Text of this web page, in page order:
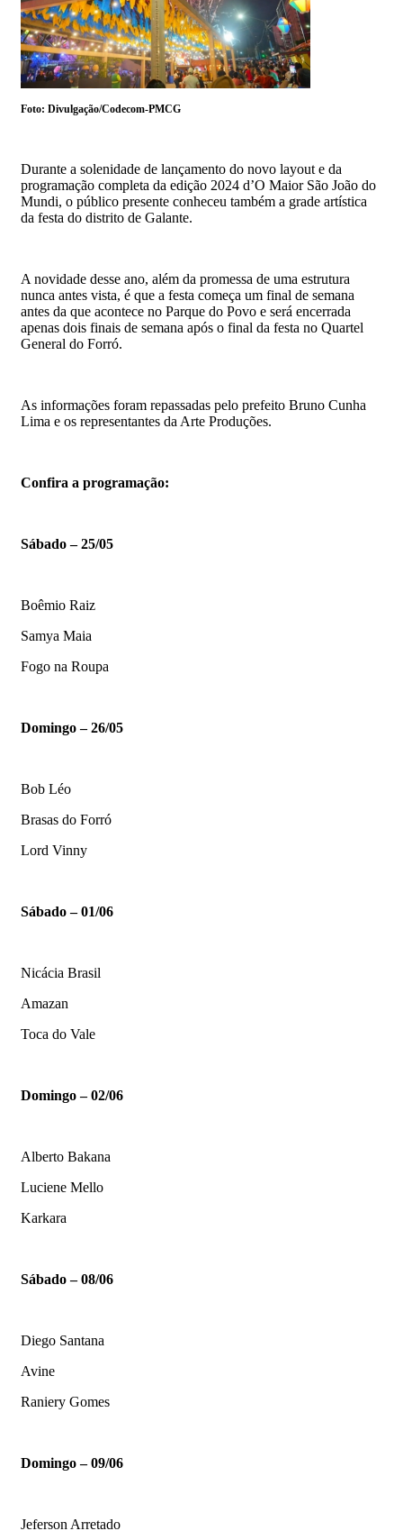
Foto: Divulgação/Codecom-PMCG
Durante a solenidade de lançamento do novo layout e da
programação completa da edição 2024 d’O Maior São João do
Mundi, o público presente conheceu também a grade artística
da festa do distrito de Galante.
A novidade desse ano, além da promessa de uma estrutura
nunca antes vista, é que a festa começa um final de semana
antes da que acontece no Parque do Povo e será encerrada
apenas dois finais de semana após o final da festa no Quartel
General do Forró.
As informações foram repassadas pelo prefeito Bruno Cunha
Lima e os representantes da Arte Produções.
Confira a programação:
Sábado – 25/05
Boêmio Raiz
Samya Maia
Fogo na Roupa
Domingo – 26/05
Bob Léo
Brasas do Forró
Lord Vinny
Sábado – 01/06
Nicácia Brasil
Amazan
Toca do Vale
Domingo – 02/06
Alberto Bakana
Luciene Mello
Karkara
Sábado – 08/06
Diego Santana
Avine
Raniery Gomes
Domingo – 09/06
Jeferson Arretado